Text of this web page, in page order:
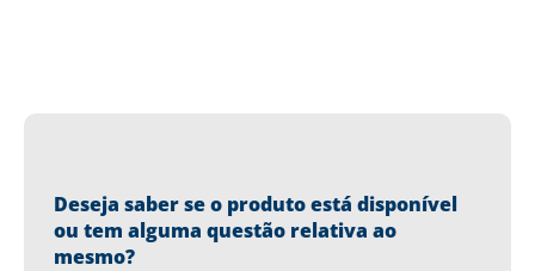
Deseja saber se o produto está disponível
ou tem alguma questão relativa ao
mesmo?